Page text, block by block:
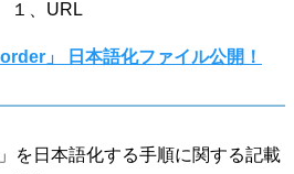
１、URL
」 日本語化ファイル公開！
を日本語化する手順に関する記載